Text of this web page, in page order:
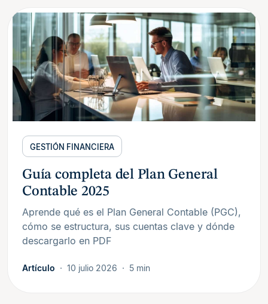
GESTIÓN FINANCIERA
Guía completa del Plan General
Contable 2025
Aprende qué es el Plan General Contable (PGC),
cómo se estructura, sus cuentas clave y dónde
descargarlo en PDF
Artículo 10 julio 2026 5 min